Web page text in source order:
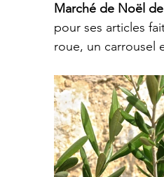
Marché de Noël de
pour ses articles
roue, un carrousel